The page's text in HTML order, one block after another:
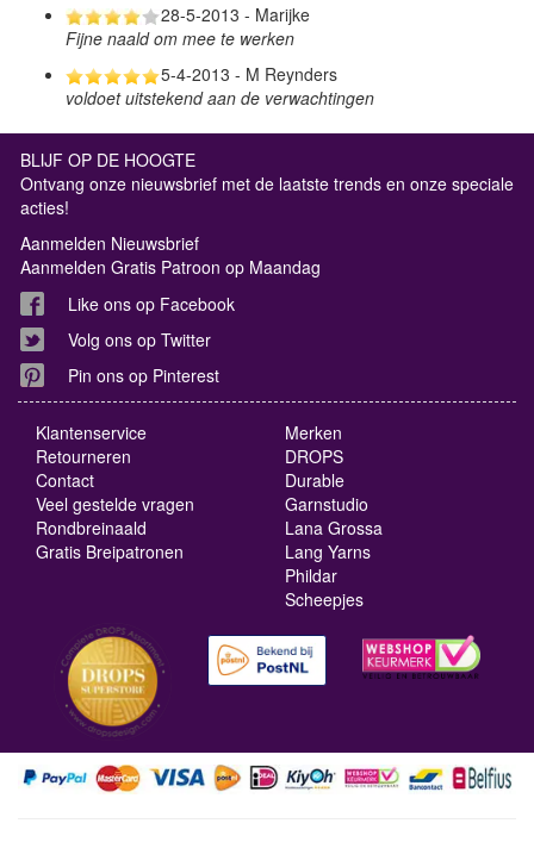
28-5-2013 - Marijke
Fijne naald om mee te werken
5-4-2013 - M Reynders
voldoet uitstekend aan de verwachtingen
BLIJF OP DE HOOGTE
Ontvang onze nieuwsbrief met de laatste trends en onze speciale
acties!
Aanmelden Nieuwsbrief
Aanmelden Gratis Patroon op Maandag
Like ons op Facebook
Volg ons op Twitter
Pin ons op Pinterest
Klantenservice
Retourneren
Contact
Veel gestelde vragen
Rondbreinaald
Gratis Breipatronen
Merken
DROPS
Durable
Garnstudio
Lana Grossa
Lang Yarns
Phildar
Scheepjes